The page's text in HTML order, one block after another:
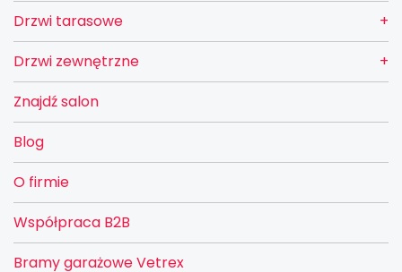
Drzwi tarasowe
Drzwi zewnętrzne
Znajdź salon
Blog
O firmie
Współpraca B2B
Bramy garażowe Vetrex